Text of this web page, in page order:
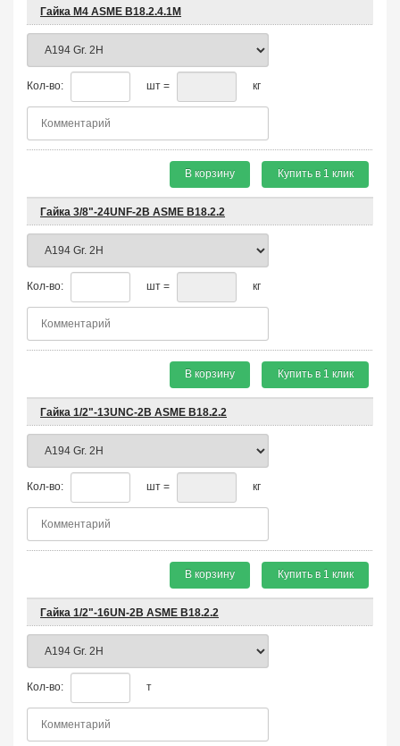
Гайка М4 ASME B18.2.4.1М
Кол-во: шт = кг
В корзину Купить в 1 клик
Гайка 3/8"-24UNF-2B ASME B18.2.2
Кол-во: шт = кг
В корзину Купить в 1 клик
Гайка 1/2"-13UNC-2B ASME B18.2.2
Кол-во: шт = кг
В корзину Купить в 1 клик
Гайка 1/2"-16UN-2B ASME B18.2.2
Кол-во: т